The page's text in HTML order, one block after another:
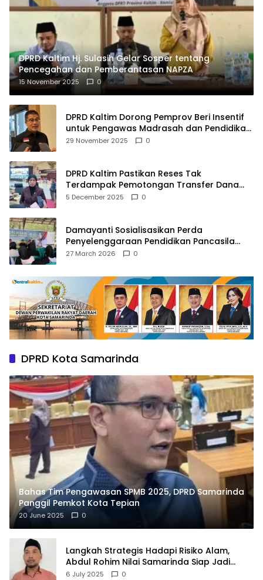
DPRD Kaltim Hj. Sulasih Gelar Sosper tentang
Pencegahan dan Pemberantasan NAPZA
15 November 2025 0
DPRD Kaltim Dorong Pemprov Beri Insentif
untuk Pengawas Madrasah dan Pendidikan
Agama
29 November 2025 0
DPRD Kaltim Pastikan Reses Tak
Terdampak Pemotongan Transfer Dana
Pusat
5 December 2025 0
Damayanti Sosialisasikan Perda
Penyelenggaraan Pendidikan Pancasila
dan Wawasan Kebangsaan
27 March 2026 0
DPRD Kota Samarinda
Bahas Tim Pengawasan SPMB 2025, DPRD Samarinda
Panggil Pemkot Kota Tepian
20 June 2025 0
Langkah Strategis Hadapi Risiko Alam,
Abdul Rohim Nilai Samarinda Siap Jadi
Pusat Logistik Bencana Kalimantan
6 July 2025 0